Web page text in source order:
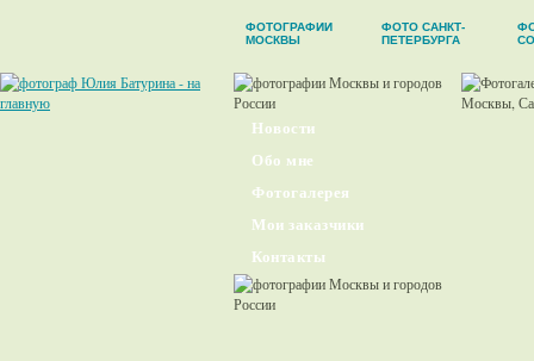
ФОТОГРАФИИ
МОСКВЫ
ФОТО САНКТ-
ПЕТЕРБУРГА
Новости
Обо мне
Фотогалерея
Мои заказчики
Контакты